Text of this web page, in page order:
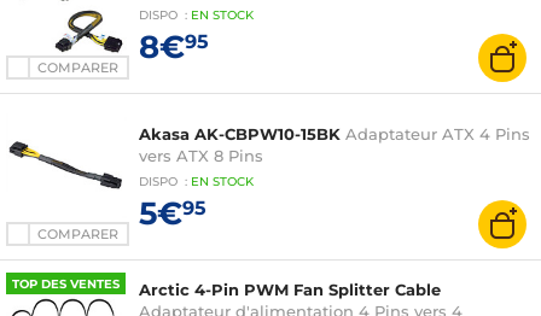
COMPARER
DISPO : EN STOCK
8€95
COMPARER
Akasa AK-CBPW10-15BK Adaptateur ATX 4 Pins
vers ATX 8 Pins
DISPO : EN STOCK
5€95
TOP DES VENTES
Arctic 4-Pin PWM Fan Splitter Cable
Adaptateur d'alimentation 4 Pins vers 4